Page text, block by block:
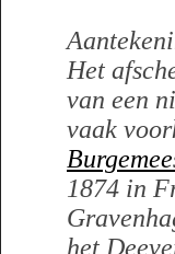
Het
van een
vaak
1874 in
het